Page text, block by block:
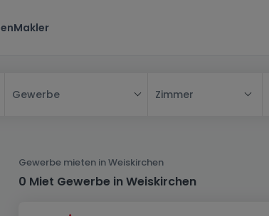
Makler
Gewerbe
Haus
Wohnung
Zimmer
Gewerbe mieten in Weiskirchen
0 Miet Gewerbe in Weiskirchen